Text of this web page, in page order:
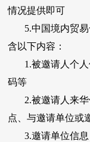
情况提供即可
5.中国境内贸
含以下内容：
1.被邀请人个
码等
2.被邀请人来
点、与邀请单位或
3.邀请单位信